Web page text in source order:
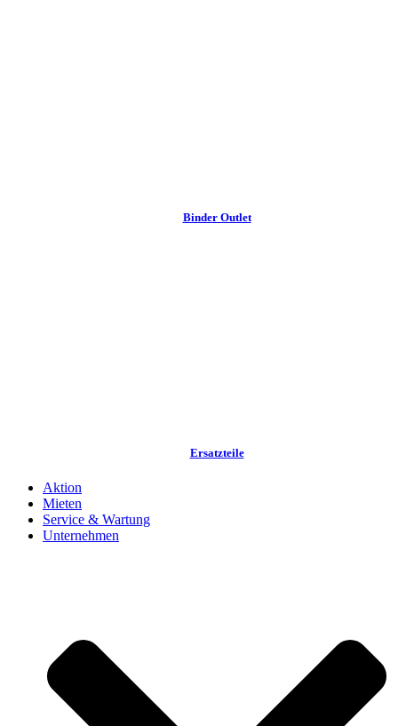
Binder Outlet
Ersatzteile
Aktion
Mieten
Service & Wartung
Unternehmen